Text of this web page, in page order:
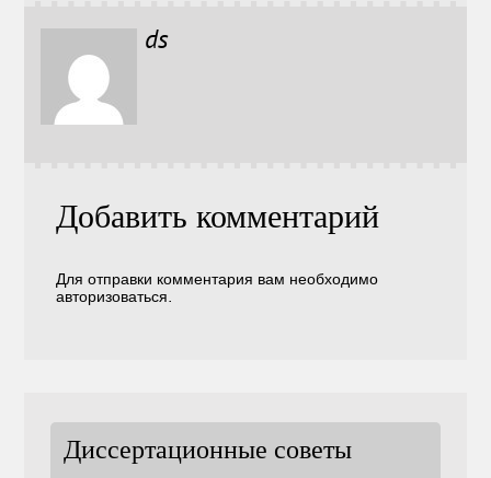
ds
Добавить комментарий
Для отправки комментария вам необходимо
авторизоваться
Диссертационные советы